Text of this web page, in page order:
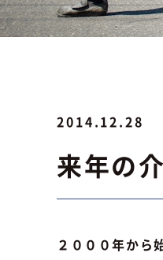
2014.12.28
来年の
２０００年から